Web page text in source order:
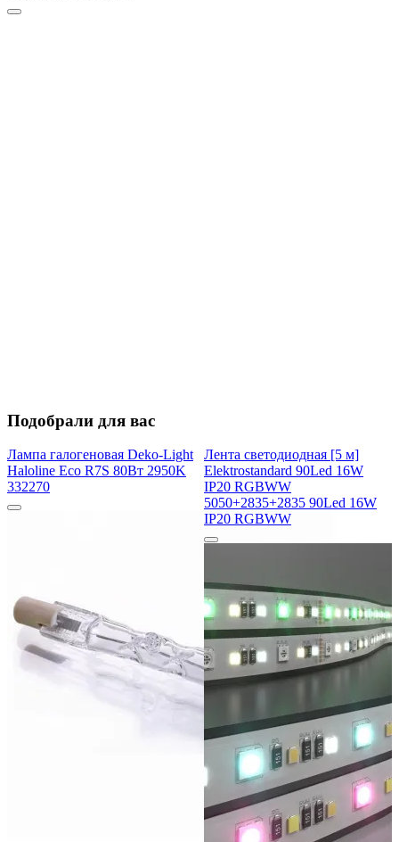
Подобрали для вас
Лампа галогеновая Deko-Light
Haloline Eco R7S 80Вт 2950K
332270
Лента светодиодная [5 м]
Elektrostandard 90Led 16W
IP20 RGBWW
5050+2835+2835 90Led 16W
IP20 RGBWW